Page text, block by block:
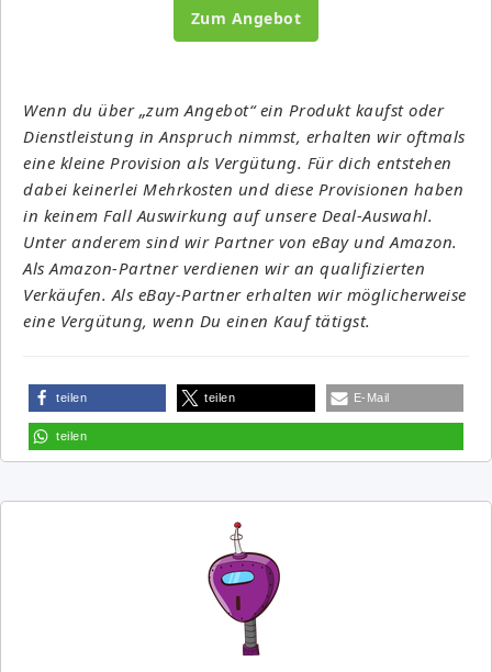
Zum Angebot
Wenn du über „zum Angebot“ ein Produkt kaufst oder
Dienstleistung in Anspruch nimmst, erhalten wir oftmals
eine kleine Provision als Vergütung. Für dich entstehen
dabei keinerlei Mehrkosten und diese Provisionen haben
in keinem Fall Auswirkung auf unsere Deal-Auswahl.
Unter anderem sind wir Partner von eBay und Amazon.
Als Amazon-Partner verdienen wir an qualifizierten
Verkäufen. Als eBay-Partner erhalten wir möglicherweise
eine Vergütung, wenn Du einen Kauf tätigst.
teilen teilen E-Mail
teilen